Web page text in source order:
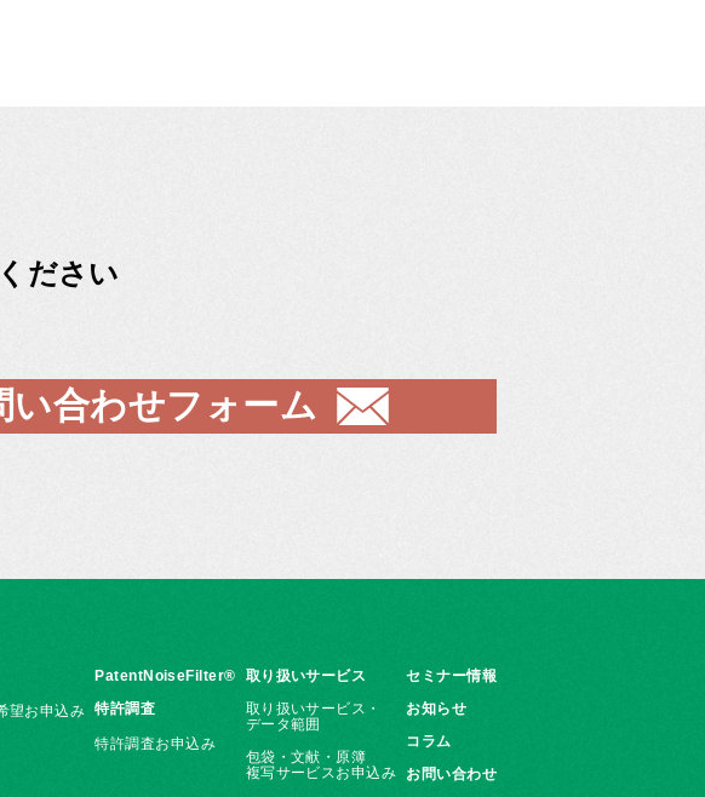
ださい
い合わせフォーム
望お申込み
PatentNoiseFilter®
特許調査
特許調査お申込み
取り扱いサービス
取り扱いサービス・
データ範囲
包袋・文献・原簿
複写サービスお申込み
セミナー情報
お知らせ
コラム
お問い合わせ